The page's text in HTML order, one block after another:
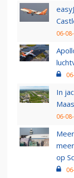
06-
In
06-
op